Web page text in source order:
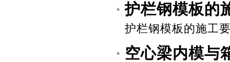
护栏钢模板的
护栏钢模板的施工
空心梁内模与